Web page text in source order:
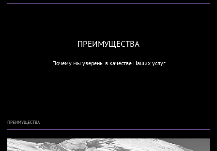
ПРЕИМУЩЕСТВА
Почему мы уверены в качестве Наших услуг
ПРЕИМУЩЕСТВА